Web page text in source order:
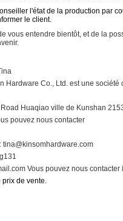
et autres besoins industriels
l'état de la production par
le client.
vous entendre bientôt, et de la
Hardware Co., Ltd. est une société
Huaqiao ville de Kunshan
pouvez nous contacter
Vous pouvez nous contacter
prix de vente.